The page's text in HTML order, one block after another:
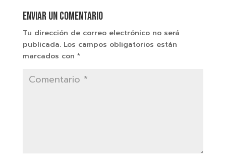
Enviar un comentario
Tu dirección de correo electrónico no será
publicada. Los campos obligatorios están
marcados con *